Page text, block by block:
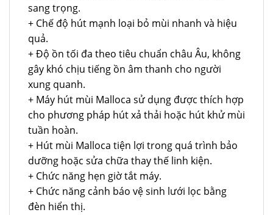
sang trọng.
+ Chế độ hút mạnh loại bỏ mùi nhanh và hiệu
quả.
+ Độ ồn tối đa theo tiêu chuẩn châu Âu, không
gây khó chịu tiếng ồn âm thanh cho người
xung quanh.
+ Máy hút mùi Malloca sử dụng được thích hợp
cho phương pháp hút xả thải hoặc hút khử mùi
tuần hoàn.
+ Hút mùi Malloca tiện lợi trong quá trình bảo
dưỡng hoặc sửa chữa thay thế linh kiện.
+ Chức năng hẹn giờ tắt máy.
+ Chức năng cảnh báo vệ sinh lưới lọc bằng
đèn hiển thị.